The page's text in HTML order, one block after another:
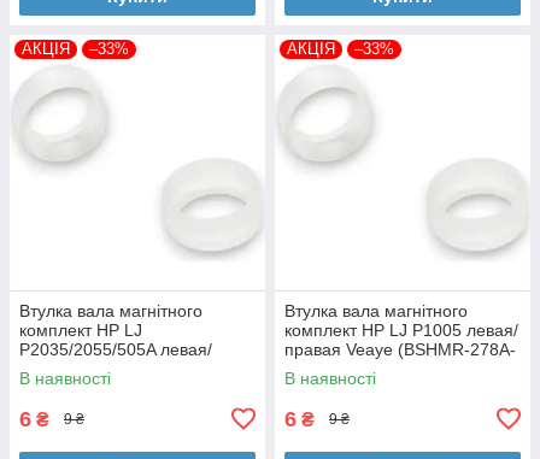
АКЦІЯ –33%
Втулка вала магнітного
комплект HP LJ
P2035/2055/505A левая/
правая Veaye (BSHMR-505A-
VE)
В наявності
6 ₴ 9 ₴
АКЦІЯ –33%
Втулка вала магнітного
комплект HP LJ P1005 левая/
правая Veaye (BSHMR-278A-
VE)
В наявності
6 ₴ 9 ₴